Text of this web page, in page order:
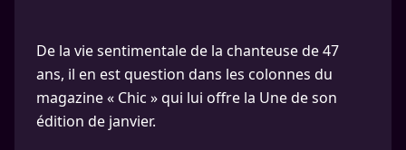
De la vie sentimentale de la chanteuse de 47
ans, il en est question dans les colonnes du
magazine « Chic » qui lui offre la Une de son
édition de janvier.